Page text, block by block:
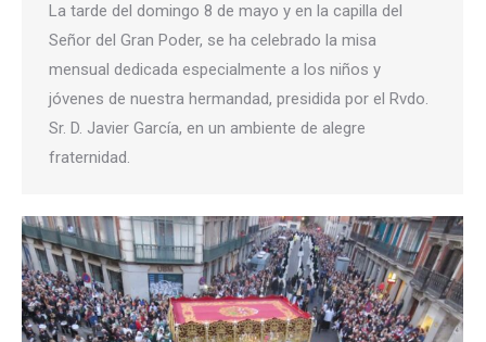
La tarde del domingo 8 de mayo y en la capilla del
Señor del Gran Poder, se ha celebrado la misa
mensual dedicada especialmente a los niños y
jóvenes de nuestra hermandad, presidida por el Rvdo.
Sr. D. Javier García, en un ambiente de alegre
fraternidad.